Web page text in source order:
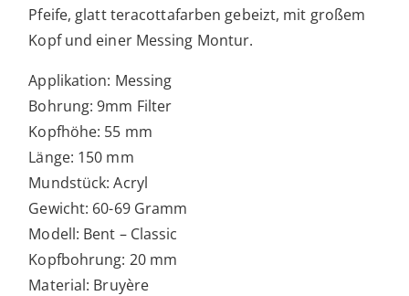
Pfeife, glatt teracottafarben gebeizt, mit großem
Kopf und einer Messing Montur.
Applikation: Messing
Bohrung: 9mm Filter
Kopfhöhe: 55 mm
Länge: 150 mm
Mundstück: Acryl
Gewicht: 60-69 Gramm
Modell: Bent – Classic
Kopfbohrung: 20 mm
Material: Bruyère